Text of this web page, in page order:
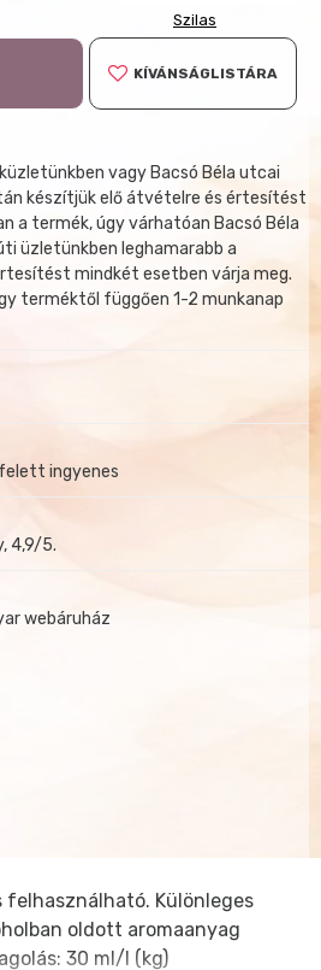
Szilas
KÍVÁNSÁGLISTÁRA
vagy Bacsó Béla utcai
készítjük elő átvételre és értesítést
a termék, úgy várhatóan Bacsó Béla
üzletünkben leghamarabb a
mindkét esetben várja meg.
terméktől függően 1-2 munkanap
ingyenes
4,9/5.
webáruház
felhasználható. Különleges
oldott aromaanyag
30 ml/l (kg)